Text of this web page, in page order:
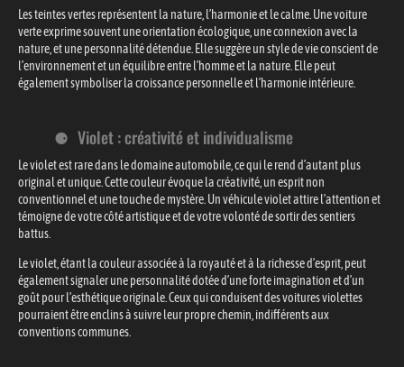
Les teintes vertes représentent la nature, l’harmonie et le calme. Une voiture
verte exprime souvent une orientation écologique, une connexion avec la
nature, et une personnalité détendue. Elle suggère un style de vie conscient de
l’environnement et un équilibre entre l’homme et la nature. Elle peut
également symboliser la croissance personnelle et l’harmonie intérieure.
Violet : créativité et individualisme
Le violet est rare dans le domaine automobile, ce qui le rend d’autant plus
original et unique. Cette couleur évoque la créativité, un esprit non
conventionnel et une touche de mystère. Un véhicule violet attire l’attention et
témoigne de votre côté artistique et de votre volonté de sortir des sentiers
battus.
Le violet, étant la couleur associée à la royauté et à la richesse d’esprit, peut
également signaler une personnalité dotée d’une forte imagination et d’un
goût pour l’esthétique originale. Ceux qui conduisent des voitures violettes
pourraient être enclins à suivre leur propre chemin, indifférents aux
conventions communes.